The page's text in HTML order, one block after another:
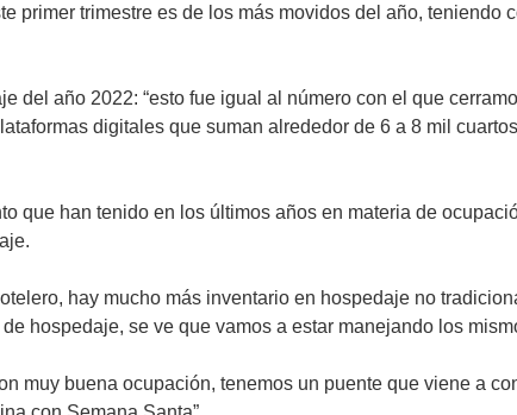
primer trimestre es de los más movidos del año, teniendo
del año 2022: “esto fue igual al número con el que
digitales que suman alrededor de 6 a 8 mil
que han tenido en los últimos años en materia de
hay mucho más inventario en hospedaje no
hospedaje, se ve que vamos a estar manejando los
muy buena ocupación, tenemos un puente que viene a